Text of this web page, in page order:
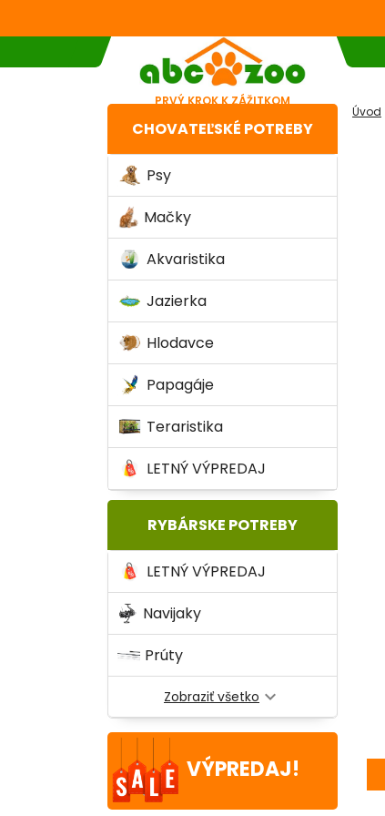
PRVÝ KROK K ZÁŽITKOM
CHOVATEĽSKÉ POTREBY
Psy
Mačky
Akvaristika
Jazierka
Hlodavce
Papagáje
Teraristika
LETNÝ VÝPREDAJ
RYBÁRSKE POTREBY
LETNÝ VÝPREDAJ
Navijaky
Prúty
Zobraziť všetko expand_more
VÝPREDAJ!
Úvod